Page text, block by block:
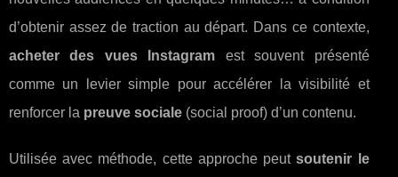
d’obtenir assez de traction au départ. Dans ce contexte,
acheter des vues Instagram est souvent présenté
comme un levier simple pour accélérer la visibilité et
renforcer la preuve sociale (social proof) d’un contenu.
Utilisée avec méthode, cette approche peutsoutenir le